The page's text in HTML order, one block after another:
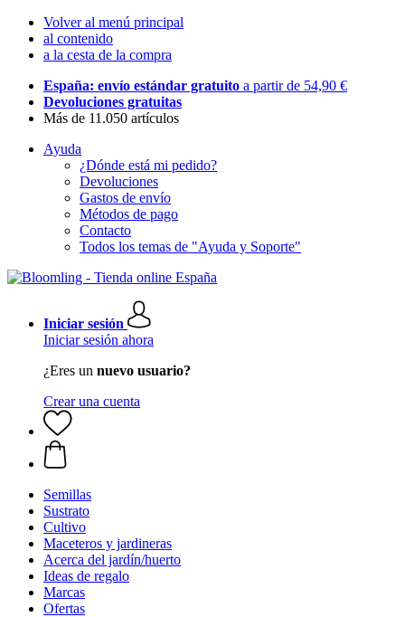
Volver al menú principal
al contenido
a la cesta de la compra
España: envío estándar gratuito a partir de 54,90 €
Devoluciones gratuitas
Más de 11.050 artículos
Ayuda
¿Dónde está mi pedido?
Devoluciones
Gastos de envío
Métodos de pago
Contacto
Todos los temas de "Ayuda y Soporte"
Iniciar sesión
Iniciar sesión ahora
¿Eres un nuevo usuario?
Crear una cuenta
Semillas
Sustrato
Cultivo
Maceteros y jardineras
Acerca del jardín/huerto
Ideas de regalo
Marcas
Ofertas